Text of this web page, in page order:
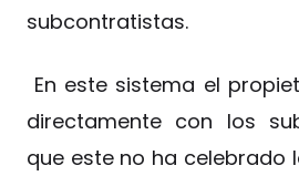
subcontratistas.
En este sistema el
directamente con los
que este no ha celebrado